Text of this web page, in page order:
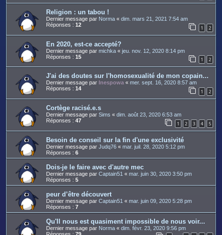
Religion : un tabou !
Dernier message par Norma « dim. mars 21, 2021 7:54 am
Réponses : 12 1 2
En 2020, est-ce accepté?
Dernier message par michka « jeu. nov. 12, 2020 8:14 pm
Réponses : 15 1 2
J'ai des doutes sur l'homosexualité de mon copain...
Dernier message par Inespowa « mer. sept. 16, 2020 8:57 am
Réponses : 14 1 2
Cortège racisé.e.s
Dernier message par Sims « dim. août 23, 2020 6:53 am
Réponses : 47 1 2 3 4 5
Besoin de conseil sur la fin d'une exclusivité
Dernier message par Judq76 « mar. juil. 28, 2020 5:12 pm
Réponses : 6
Dois-je le faire avec d'autre mec
Dernier message par Captain51 « mar. juin 30, 2020 3:50 pm
Réponses : 5
peur d’être découvert
Dernier message par Captain51 « mar. juin 09, 2020 5:28 pm
Réponses : 7
Qu'Il nous est quasiment impossible de nous voir...
Dernier message par Norma « dim. févr. 23, 2020 9:56 pm